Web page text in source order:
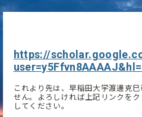
https://
これより先は、早稲田大学渡邊克
せん。よろしければ上記リンクを
してください。